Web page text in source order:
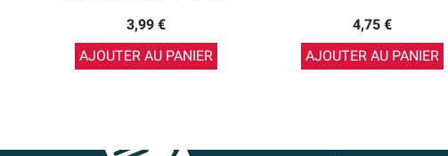
3,99 €
AJOUTER AU PANIER
4,75 €
AJOUTER AU PANIER